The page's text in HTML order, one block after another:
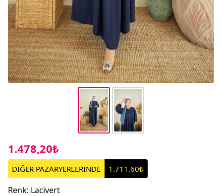
1.478,20₺
DİĞER PAZARYERLERİNDE 1.711,60₺
Renk: Lacivert